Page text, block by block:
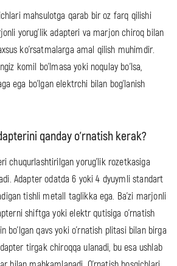
mahsulotga qarab bir oz farq qilishi
yorug'lik adapteri va marjon chiroq bilan
ko'rsatmalarga amal qilish muhimdir.
komil bo'lmasa yoki noqulay bo'lsa,
ega bo'lgan elektrchi bilan bog'lanish
qanday o'rnatish kerak?
chuqurlashtirilgan yorug'lik rozetkasiga
Adapter odatda 6 yoki 4 dyuymli standart
tishli metall taglikka ega. Ba'zi marjonli
shiftga yoki elektr qutisiga o'rnatish
bo'lgan qavs yoki o'rnatish plitasi bilan birga
tirgak chiroqqa ulanadi, bu esa ushlab